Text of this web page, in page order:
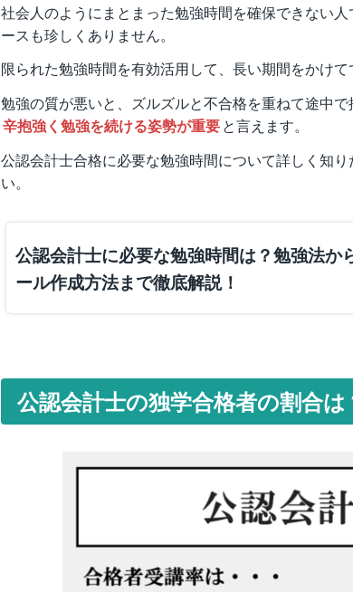
社会人のようにまとまった勉強時間を確保できない
ースも珍しくありません。
限られた勉強時間を有効活用して、長い期間をかけて
勉強の質が悪いと、ズルズルと不合格を重ねて途中で
辛抱強く勉強を続ける姿勢が重要と言えます。
公認会計士合格に必要な勉強時間について詳しく知
い。
公認会計士に必要な勉強時間は？勉強法か
ール作成方法まで徹底解説！
公認会計士の独学合格者の割合は